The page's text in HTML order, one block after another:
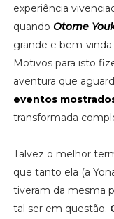
experiência
quando Otome
grande e bem-
Motivos para isto
aventura que
eventos
transformada
Talvez o melhor
que tanto ela (a
tiveram da mesma
tal ser em questão.